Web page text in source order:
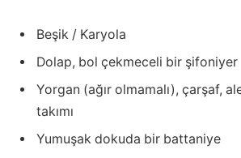
Beşik / Karyola
Dolap, bol çekmeceli bir şifoniyer
Yorgan (ağır olmamalı), çarşaf,
takımı
Yumuşak dokuda bir battaniye